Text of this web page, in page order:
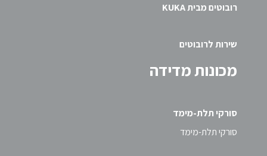
רובוטים מבית KUKA
שירות לרובוטים
מכונות מדידה
סורקי תלת-מימד
סורקי תלת-מימד